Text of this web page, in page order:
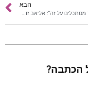
הבא
"תלוי איך מסתכלים על זה": אליאב זוהר בסינגל חדש
הכתבה?